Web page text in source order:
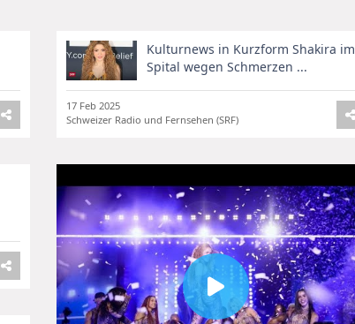
Kulturnews in Kurzform Shakira im
Spital wegen Schmerzen ...
17 Feb 2025
Schweizer Radio und Fernsehen (SRF)